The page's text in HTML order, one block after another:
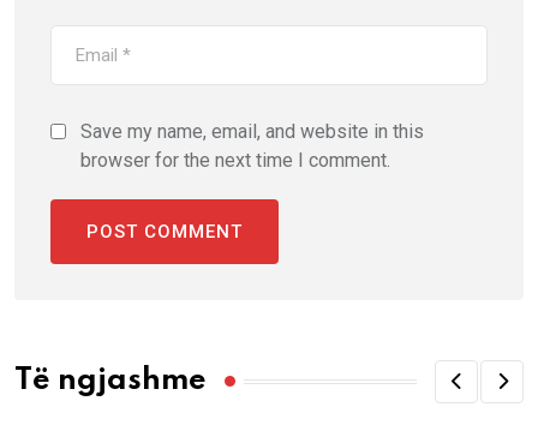
Save my name, email, and website in this
browser for the next time I comment.
Të ngjashme